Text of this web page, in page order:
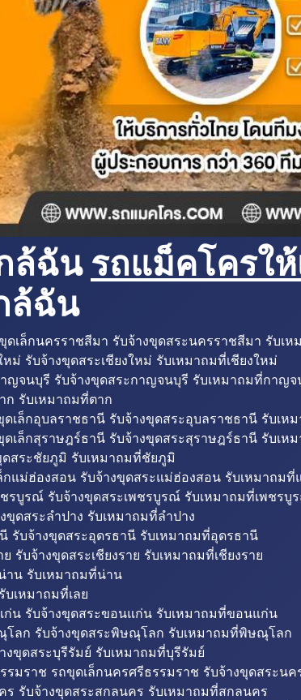
ล้ฉัน รถแม็คโครใ
ล้ฉัน
เล็กนครราชสีมา รับจ้างขุดสระนครราชสีมา รับเ
ม่ รับจ้างขุดสระเชียงใหม่ รับเหมาถมที่เชียงใหม่
ญจนบุรี รับจ้างขุดสระกาญจนบุรี รับเหมาถมที่กาญจ
ก รับเหมาถมที่ตาก
เล็กอุบลราชธานี รับจ้างขุดสระอุบลราชธานี รับเห
เล็กสุราษฎร์ธานี รับจ้างขุดสระสุราษฎร์ธานี รับเห
สระชัยภูมิ รับเหมาถมที่ชัยภูมิ
แม่ฮ่องสอน รับจ้างขุดสระแม่ฮ่องสอน รับเหมาถม
รบูรณ์ รับจ้างขุดสระเพชรบูรณ์ รับเหมาถมที่เพชรบู
ขุดสระลำปาง รับเหมาถมที่ลำปาง
รับจ้างขุดสระอุดรธานี รับเหมาถมที่อุดรธานี
รับจ้างขุดสระเชียงราย รับเหมาถมที่เชียงราย
าน รับเหมาถมที่น่าน
บเหมาถมที่เลย
น รับจ้างขุดสระขอนแก่น รับเหมาถมที่ขอนแก่น
ลก รับจ้างขุดสระพิษณุโลก รับเหมาถมที่พิษณุโลก
งขุดสระบุรีรัมย์ รับเหมาถมที่บุรีรัมย์
มราช รถขุดเล็กนครศรีธรรมราช รับจ้างขุดสระน
รับจ้างขุดสระสกลนคร รับเหมาถมที่สกลนคร